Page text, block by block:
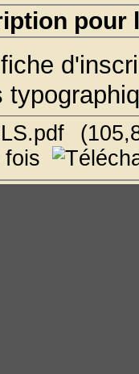
pour
fois